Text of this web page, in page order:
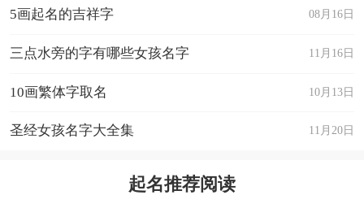
08月16日
5画起名的吉祥字
11月16日
三点水旁的字有哪些女孩名字
10月13日
10画繁体字取名
11月20日
圣经女孩名字大全集
起名推荐阅读